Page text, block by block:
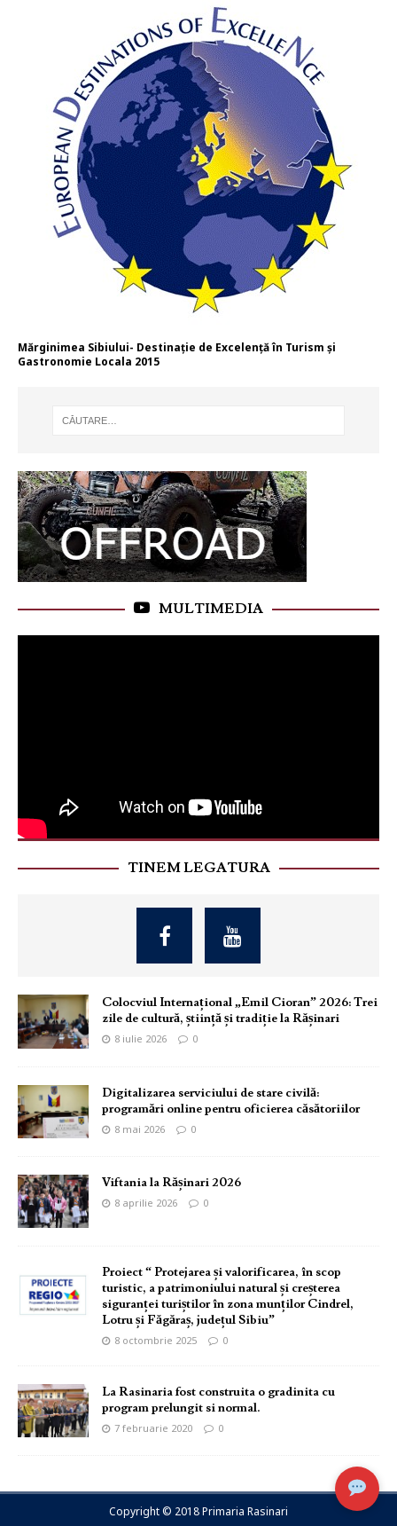
Mărginimea Sibiului- Destinație de Excelență în Turism și
Gastronomie Locala 2015
MULTIMEDIA
TINEM LEGATURA
Colocviul Internațional „Emil Cioran” 2026: Trei
zile de cultură, știință și tradiție la Rășinari
8 iulie 2026 0
Digitalizarea serviciului de stare civilă:
programări online pentru oficierea căsătoriilor
8 mai 2026 0
Viftania la Rășinari 2026
8 aprilie 2026 0
Proiect “ Protejarea și valorificarea, în scop
turistic, a patrimoniului natural și creșterea
siguranței turiștilor în zona munților Cindrel,
Lotru și Făgăraș, județul Sibiu”
8 octombrie 2025 0
La Rasinaria fost construita o gradinita cu
program prelungit si normal.
7 februarie 2020 0
Copyright © 2018 Primaria Rasinari